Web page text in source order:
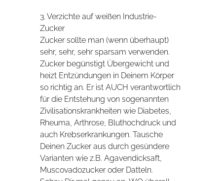
3. Verzichte auf weißen Industrie-
Zucker
Zucker sollte man (wenn überhaupt)
sehr, sehr, sehr sparsam verwenden.
Zucker begünstigt Übergewicht und
heizt Entzündungen in Deinem Körper
so richtig an. Er ist AUCH verantwortlich
für die Entstehung von sogenannten
Zivilisationskrankheiten wie Diabetes,
Rheuma, Arthrose, Bluthochdruck und
auch Krebserkrankungen. Tausche
Deinen Zucker aus durch gesündere
Varianten wie z.B. Agavendicksaft,
Muscovadozucker oder Datteln.